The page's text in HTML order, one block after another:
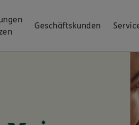
Geschäftskunden